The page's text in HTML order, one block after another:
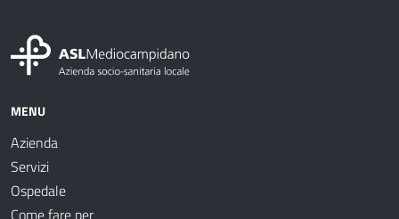
MENU
Azienda
Servizi
Ospedale
Come fare per